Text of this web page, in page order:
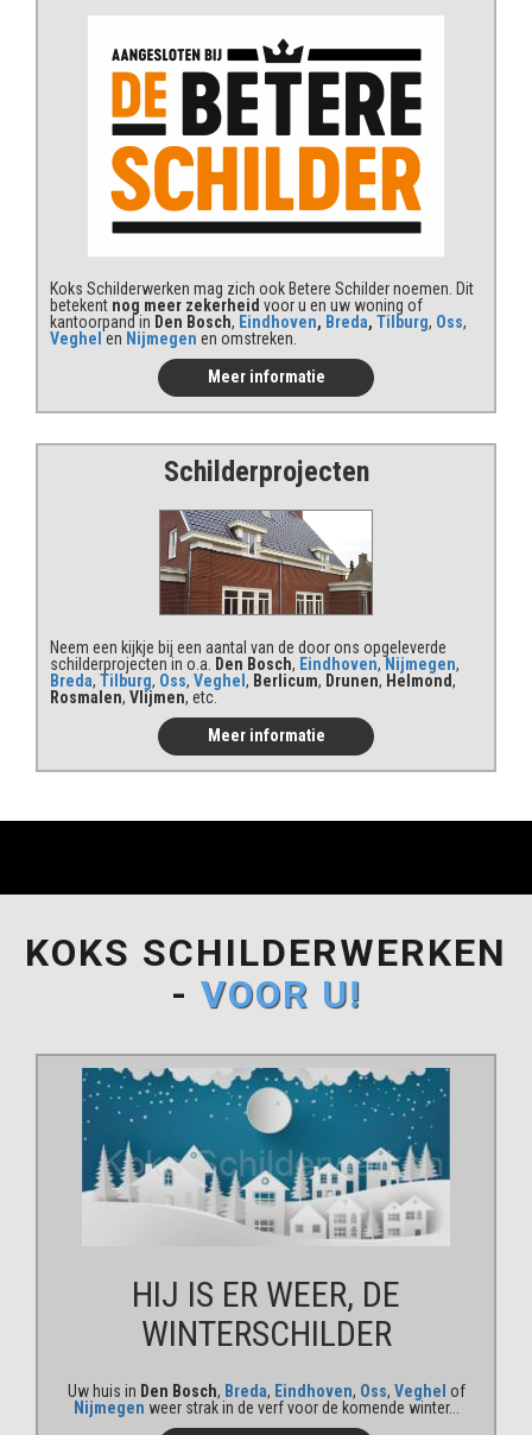
Koks Schilderwerken mag zich ook Betere Schilder noemen. Dit
betekent nog meer zekerheid voor u en uw woning of
kantoorpand in Den Bosch, Eindhoven, Breda, Tilburg, Oss,
Veghel en Nijmegen en omstreken.
Meer informatie
Schilderprojecten
Neem een kijkje bij een aantal van de door ons opgeleverde
schilderprojecten in o.a. Den Bosch, Eindhoven,Nijmegen,
Breda, Tilburg, Oss, Veghel, Berlicum, Drunen, Helmond,
Rosmalen, Vlijmen, etc.
Meer informatie
KOKS SCHILDERWERKEN
- VOOR U!
HIJ IS ER WEER, DE
WINTERSCHILDER
Uw huis in Den Bosch, Breda, Eindhoven, Oss, Veghel of
Nijmegen weer strak in de verf voor de komende winter...